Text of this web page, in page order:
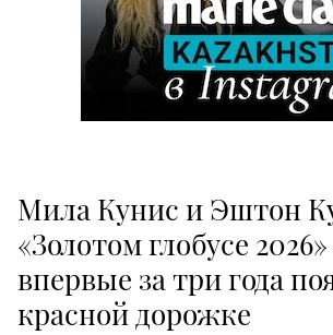
Мила Кунис и Эштон
«Золотом глобусе
впервые за три года
красной дорожке